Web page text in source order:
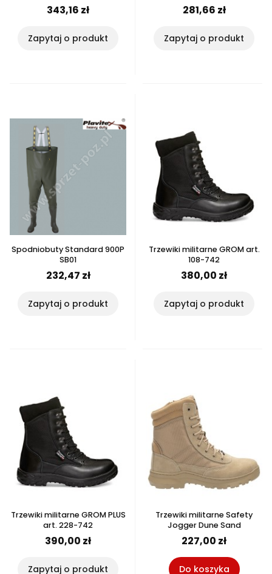
343,16 zł
Zapytaj o produkt
281,66 zł
Zapytaj o produkt
Spodniobuty Standard 900P
SB01
232,47 zł
Zapytaj o produkt
Trzewiki militarne GROM art.
108-742
380,00 zł
Zapytaj o produkt
Trzewiki militarne GROM PLUS
art. 228-742
390,00 zł
Zapytaj o produkt
Trzewiki militarne Safety
Jogger Dune Sand
227,00 zł
Do koszyka